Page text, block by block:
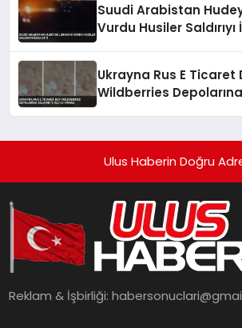
Suudi Arabistan
Vurdu Husiler
Ukrayna Rus E Ticaret
Wildberries Depolarına
Ulus Haberin Doğru
Reklam & İşbirliği: